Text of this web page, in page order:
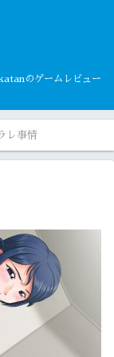
のゲームレビュー
レ事情